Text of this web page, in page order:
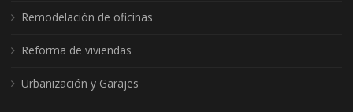
Remodelación de oficinas
Reforma de viviendas
Urbanización y Garajes